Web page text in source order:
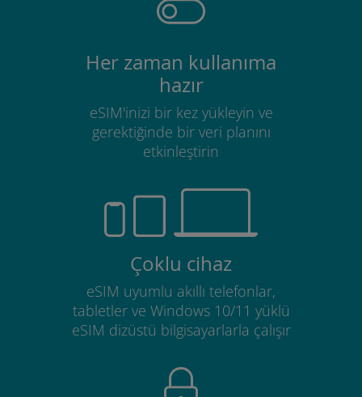
Her zaman kullanıma
hazır
eSIM'inizi bir kez yükleyin ve
gerektiğinde bir veri planını
etkinleştirin
Çoklu cihaz
eSIM uyumlu akıllı telefonlar,
tabletler ve Windows 10/11 yüklü
eSIM dizüstü bilgisayarlarla çalışır